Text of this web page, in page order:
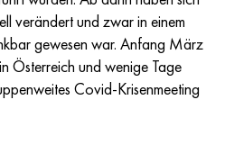
verändert und zwar in einem
gewesen war. Anfang März
Österreich und wenige Tage
Covid-Krisenmeeting